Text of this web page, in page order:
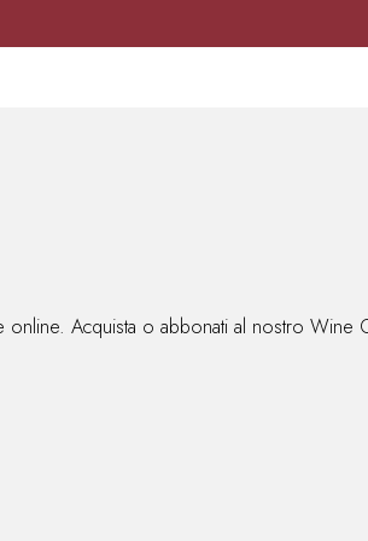
online. Acquista o abbonati al nostro Wine